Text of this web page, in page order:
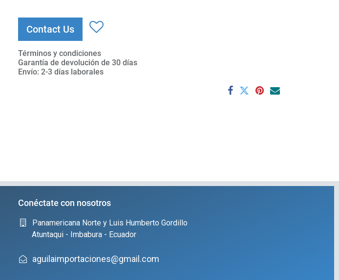
Contact Us
Términos y condiciones
Garantía de devolución de 30 días
Envío: 2-3 días laborales
Conéctate con nosotros
Panamericana Norte y Luis Humberto Gordillo
Atuntaqui - Imbabura - Ecuador
aguilaimportaciones@gmail.com